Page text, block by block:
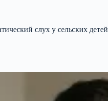
слух у сельских детей